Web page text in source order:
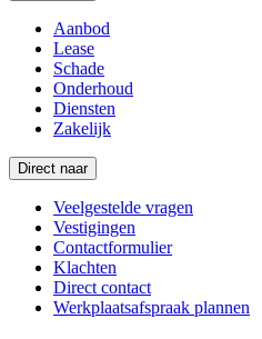
Aanbod
Lease
Schade
Onderhoud
Diensten
Zakelijk
Direct naar
Veelgestelde vragen
Vestigingen
Contactformulier
Klachten
Direct contact
Werkplaatsafspraak plannen